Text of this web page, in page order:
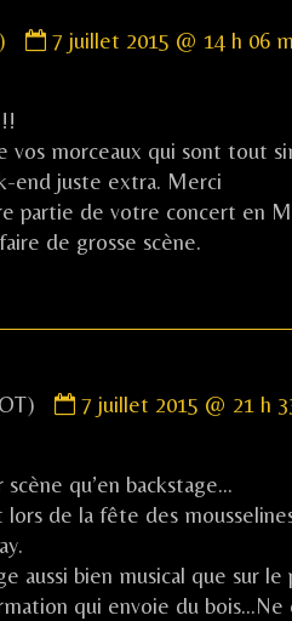
by
published
on
7 juillet 2015 @ 14 h 06
vos morceaux qui sont tout
end juste extra. Merci
partie de votre concert en
de grosse scène.
by
(WHY?
NOT)
on
7 juillet 2015 @ 21 h
scène qu’en backstage…
de la fête des
aussi bien musical que sur le
qui envoie du bois…Ne